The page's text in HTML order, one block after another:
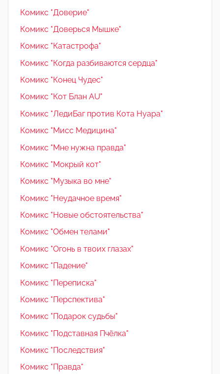
Комикс "Доверие"
Комикс "Доверься Мышке"
Комикс "Катастрофа"
Комикс "Когда разбиваются сердца"
Комикс "Конец Чудес"
Комикс "Кот Блан AU"
Комикс "ЛедиБаг против Кота Нуара"
Комикс "Мисс Медицина"
Комикс "Мне нужна правда"
Комикс "Мокрый кот"
Комикс "Музыка во мне"
Комикс "Неудачное время"
Комикс "Новые обстоятельства"
Комикс "Обмен телами"
Комикс "Огонь в твоих глазах"
Комикс "Падение"
Комикс "Переписка"
Комикс "Перспектива"
Комикс "Подарок судьбы"
Комикс "Подставная Пчёлка"
Комикс "Последствия"
Комикс "Правда"